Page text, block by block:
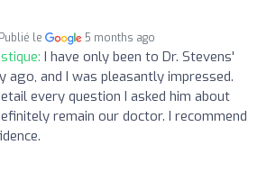
Publié le 5 months ago
I have only been to Dr. Stevens'
ago, and I was pleasantly impressed.
every question I asked him about
remain our doctor. I recommend